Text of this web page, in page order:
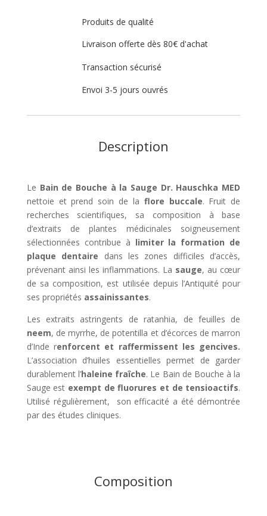
Produits de qualité
Livraison offerte dès 80€ d'achat
Transaction sécurisé
Envoi 3-5 jours ouvrés
Description
Le Bain de Bouche à la Sauge Dr. Hauschka MED
nettoie et prend soin de la flore buccale. Fruit de
recherches scientifiques, sa composition à base
d’extraits de plantes médicinales soigneusement
sélectionnées contribue à limiter la formation de
plaque dentaire dans les zones difficiles d’accès,
prévenant ainsi les inflammations. La sauge, au cœur
de sa composition, est utilisée depuis l’Antiquité pour
ses propriétés assainissantes.
Les extraits astringents de ratanhia, de feuilles de
neem, de myrrhe, de potentilla et d’écorces de marron
d’Inde renforcent et raffermissent les gencives.
L’association d’huiles essentielles permet de garder
durablement l’haleine fraîche. Le Bain de Bouche à la
Sauge est exempt de fluorures et de tensioactifs.
Utilisé régulièrement, son efficacité a été démontrée
par des études cliniques.
Composition